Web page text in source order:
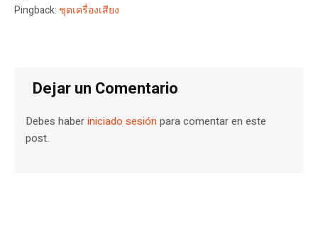
Pingback: ชุดเครื่องเสียง
Dejar un Comentario
Debes haberiniciado sesión para comentar en este
post.